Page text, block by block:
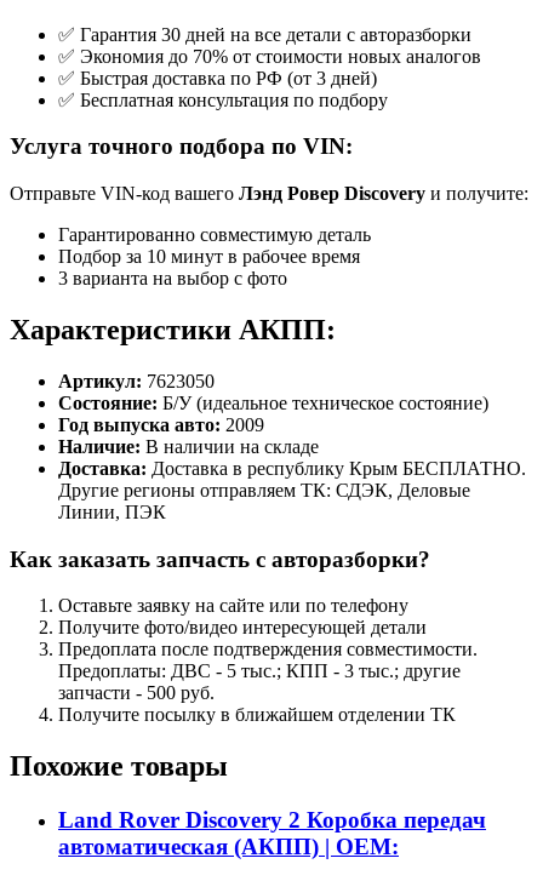
✅ Гарантия 30 дней на все детали с авторазборки
✅ Экономия до 70% от стоимости новых аналогов
✅ Быстрая доставка по РФ (от 3 дней)
✅ Бесплатная консультация по подбору
Услуга точного подбора по VIN:
Отправьте VIN-код вашего Лэнд Ровер Discovery и получите:
Гарантированно совместимую деталь
Подбор за 10 минут в рабочее время
3 варианта на выбор с фото
Характеристики АКПП:
Артикул: 7623050
Состояние: Б/У (идеальное техническое состояние)
Год выпуска авто: 2009
Наличие: В наличии на складе
Доставка: Доставка в республику Крым БЕСПЛАТНО.
Другие регионы отправляем ТК: СДЭК, Деловые
Линии, ПЭК
Как заказать запчасть с авторазборки?
Оставьте заявку на сайте или по телефону
Получите фото/видео интересующей детали
Предоплата после подтверждения совместимости.
Предоплаты: ДВС - 5 тыс.; КПП - 3 тыс.; другие
запчасти - 500 руб.
Получите посылку в ближайшем отделении ТК
Похожие товары
Land Rover Discovery 2 Коробка передач
автоматическая (АКПП) | OEM: